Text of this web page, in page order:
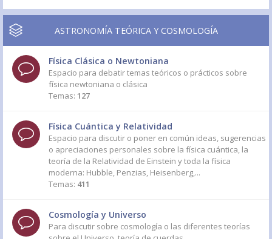
ASTRONOMÍA TEÓRICA Y COSMOLOGÍA
Física Clásica o Newtoniana
Espacio para debatir temas teóricos o prácticos sobre
física newtoniana o clásica
Temas: 127
Física Cuántica y Relatividad
Espacio para discutir o poner en común ideas, sugerencias
o apreciaciones personales sobre la física cuántica, la
teoría de la Relatividad de Einstein y toda la física
moderna: Hubble, Penzias, Heisenberg,...
Temas: 411
Cosmología y Universo
Para discutir sobre cosmología o las diferentes teorías